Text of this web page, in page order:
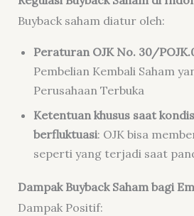
Buyback saham diatur oleh:
Peraturan OJK No. 30/
Pembelian Kembali Saham
Perusahaan Terbuka
Ketentuan khusus saat
berfluktuasi: OJK bisa
seperti yang terjadi saat
Dampak Buyback Saham bagi
Dampak Positif: